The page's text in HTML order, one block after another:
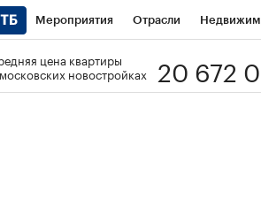
Мероприятия Отрасли
РБК РБК Образование
цена квартиры
новостройках
20 672